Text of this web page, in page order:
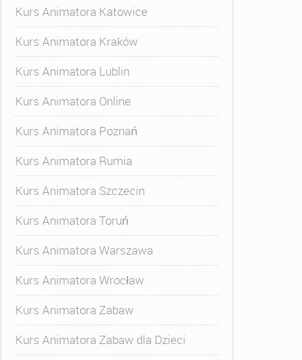
Kurs Animatora Katowice
Kurs Animatora Kraków
Kurs Animatora Lublin
Kurs Animatora Online
Kurs Animatora Poznań
Kurs Animatora Rumia
Kurs Animatora Szczecin
Kurs Animatora Toruń
Kurs Animatora Warszawa
Kurs Animatora Wrocław
Kurs Animatora Zabaw
Kurs Animatora Zabaw dla Dzieci